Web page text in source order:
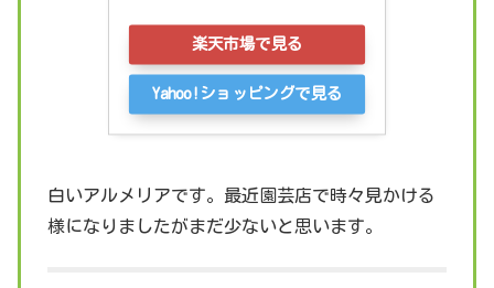
楽天市場で見る
Yahoo!ショッピングで見る
白いアルメリアです。最近園芸店で時々見かける
様になりましたがまだ少ないと思います。